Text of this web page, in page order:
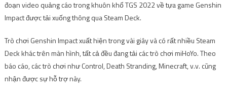
đoạn video quảng cáo trong khuôn khổ TGS 2022 về tựa game Genshin
Impact được tải xuống thông qua Steam Deck.
Trò chơi Genshin Impact xuất hiện trong vài giây và có rất nhiều Steam
Deck khác trên màn hình, tất cả đều đang tải các trò chơi miHoYo. Theo
báo cáo, các trò chơi như Control, Death Stranding, Minecraft, v.v. cũng
nhận được sự hỗ trợ này.